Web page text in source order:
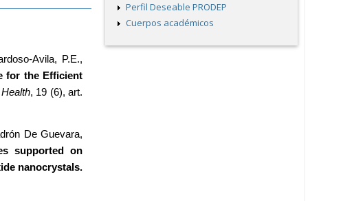
Avila, P.E.,
for the Efficient
, 19 (6), art.
De Guevara,
supported on
Perfil Deseable PRODEP
Cuerpos académicos